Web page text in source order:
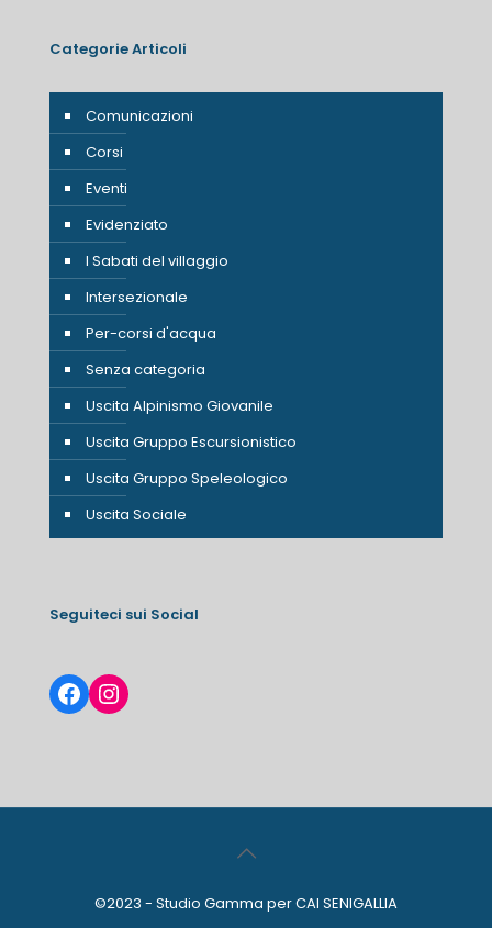
Categorie Articoli
Comunicazioni
Corsi
Eventi
Evidenziato
I Sabati del villaggio
Intersezionale
Per-corsi d'acqua
Senza categoria
Uscita Alpinismo Giovanile
Uscita Gruppo Escursionistico
Uscita Gruppo Speleologico
Uscita Sociale
Seguiteci sui Social
Facebook
Instagram
©2023 - Studio Gamma per CAI SENIGALLIA